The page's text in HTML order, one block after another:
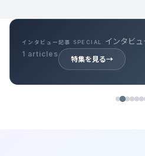
インタビュー記事 SPECIAL インタビ
1 articles
特集を見る→